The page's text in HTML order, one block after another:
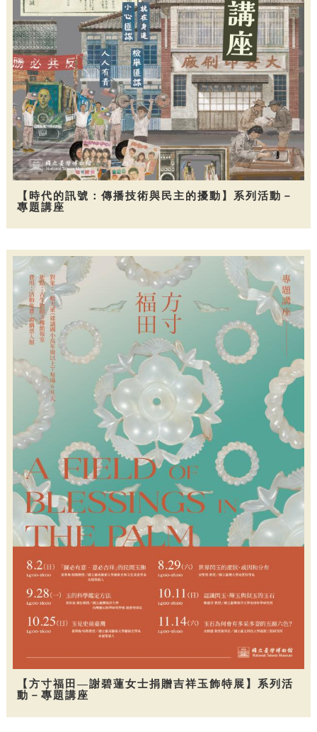
【時代的訊號：傳播技術與民主的擾動】系列活動－
專題講座
【方寸福田—謝碧蓮女士捐贈吉祥玉飾特展】系列活
動－專題講座